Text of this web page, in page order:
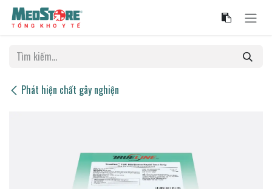
Bỏ qua để đến Nội dung
Phát hiện chất gây nghiện